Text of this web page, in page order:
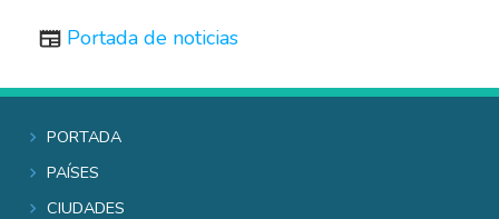
Portada de noticias
Portada
Países
Ciudades